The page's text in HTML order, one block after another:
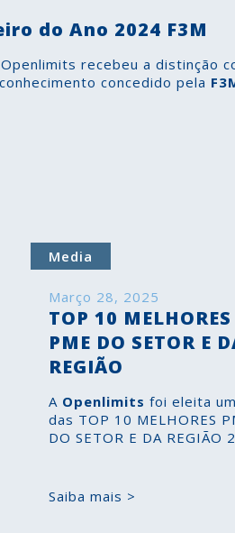
do Ano 2024 F3M
recebeu a distinção
concedido pela
Media
Março 28, 2025
TOP 10 MELHORES
PME DO SETOR E
REGIÃO
A Openlimits foi eleita
das TOP 10 MELHORES
DO SETOR E DA REGIÃO
Saiba mais >